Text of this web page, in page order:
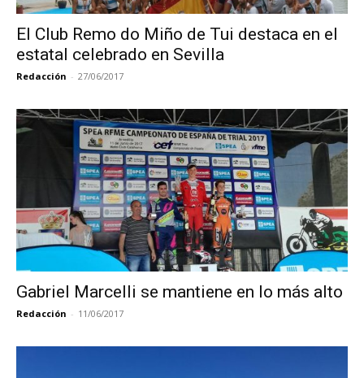
El Club Remo do Miño de Tui destaca en el
estatal celebrado en Sevilla
Redacción - 27/06/2017
Gabriel Marcelli se mantiene en lo más alto
Redacción - 11/06/2017